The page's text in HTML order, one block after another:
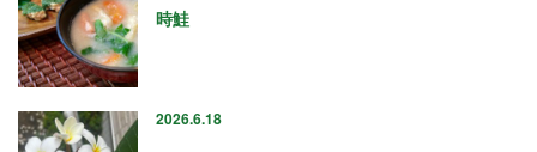
時鮭
2026.6.18
2023年11月
2023年10月
2023年9月
2023年7月